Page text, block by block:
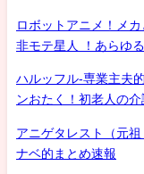
ロボットアニメ！メ
非モテ星人 ！あらゆ
ハルッフル-専業主夫
ンおたく！初老人の
アニゲタレスト（元
ナベ的まとめ速報